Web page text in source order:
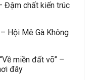
Đậm chất kiến trúc
Hội Mê Gà Không
miền đất võ” –
đây